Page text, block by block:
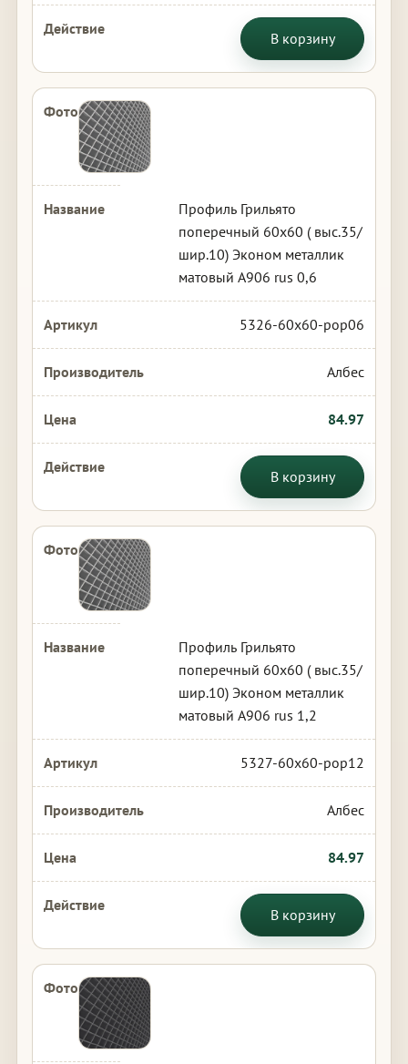
В корзину
Профиль Грильято
поперечный 60х60 ( выс.35/
шир.10) Эконом металлик
матовый А906 rus 0,6
5326-60x60-pop06
Албес
84.97
В корзину
Профиль Грильято
поперечный 60х60 ( выс.35/
шир.10) Эконом металлик
матовый А906 rus 1,2
5327-60x60-pop12
Албес
84.97
В корзину